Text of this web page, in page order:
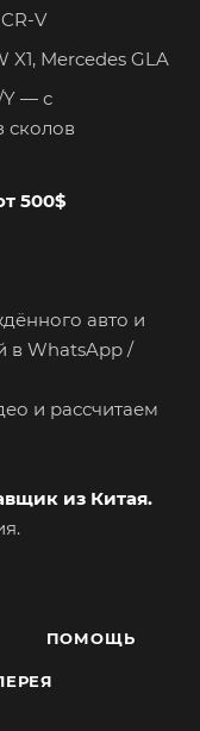
V
X1, Mercedes GLA
Y — с
сколов
500$
авто и
в WhatsApp /
и рассчитаем
из Китая.
ПОМОЩЬ